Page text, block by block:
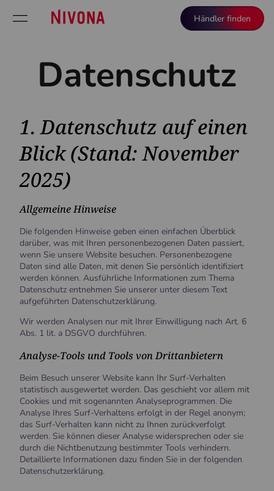
Händler finden
Datenschutz
1. Datenschutz auf einen
Blick (Stand: November
2025)
Allgemeine Hinweise
Die folgenden Hinweise geben einen einfachen Überblick
darüber, was mit Ihren personenbezogenen Daten passiert,
wenn Sie unsere Website besuchen. Personenbezogene
Daten sind alle Daten, mit denen Sie persönlich identifiziert
werden können. Ausführliche Informationen zum Thema
Datenschutz entnehmen Sie unserer unter diesem Text
aufgeführten Datenschutzerklärung.
Wir werden Analysen nur mit Ihrer Einwilligung nach Art. 6
Abs. 1 lit. a DSGVO durchführen.
Analyse-Tools und Tools von Drittanbietern
Beim Besuch unserer Website kann Ihr Surf-Verhalten
statistisch ausgewertet werden. Das geschieht vor allem mit
Cookies und mit sogenannten Analyseprogrammen. Die
Analyse Ihres Surf-Verhaltens erfolgt in der Regel anonym;
das Surf-Verhalten kann nicht zu Ihnen zurückverfolgt
werden. Sie können dieser Analyse widersprechen oder sie
durch die Nichtbenutzung bestimmter Tools verhindern.
Detaillierte Informationen dazu finden Sie in der folgenden
Datenschutzerklärung.